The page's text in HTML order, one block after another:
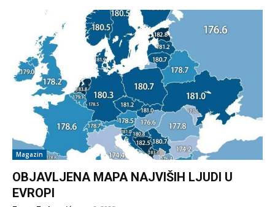
Magazin
OBJAVLJENA MAPA NAJVIŠIH LJUDI U
EVROPI